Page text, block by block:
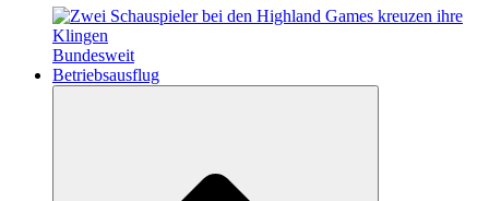
Bundesweit
Betriebsausflug